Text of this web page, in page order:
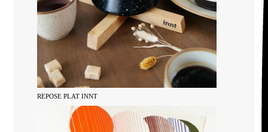
REPOSE PLAT INNT